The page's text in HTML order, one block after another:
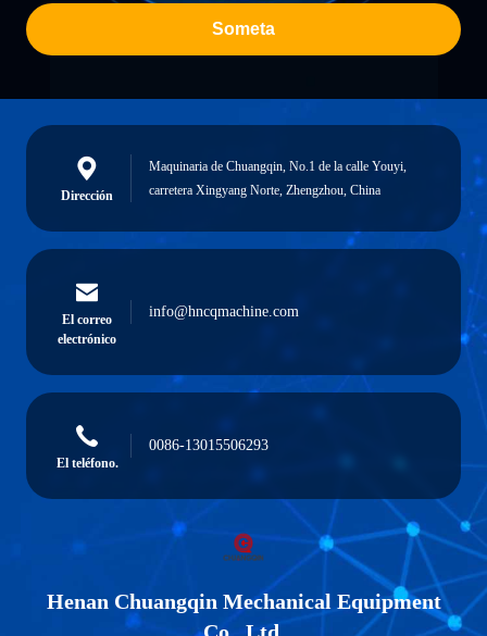
Someta
Dirección
Maquinaria de Chuangqin, No.1 de la calle Youyi,
carretera Xingyang Norte, Zhengzhou, China
El correo
electrónico
info@hncqmachine.com
El teléfono.
0086-13015506293
Henan Chuangqin Mechanical Equipment